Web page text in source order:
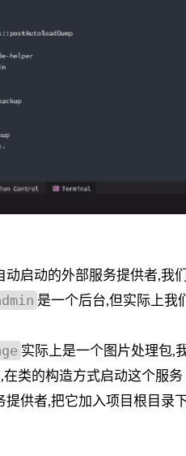
动启动的外部服务提供者,我
是一个后台,但实际上我
实际上是一个图片处理包,
在类的构造方式启动这个服务
供者,把它加入项目根目录下